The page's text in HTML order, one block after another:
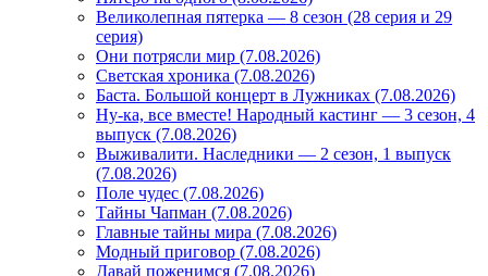
Великолепная пятерка — 8 сезон (28 серия и 29
серия)
Они потрясли мир (7.08.2026)
Светская хроника (7.08.2026)
Баста. Большой концерт в Лужниках (7.08.2026)
Ну-ка, все вместе! Народный кастинг — 3 сезон, 4
выпуск (7.08.2026)
Выживалити. Наследники — 2 сезон, 1 выпуск
(7.08.2026)
Поле чудес (7.08.2026)
Тайны Чапман (7.08.2026)
Главные тайны мира (7.08.2026)
Модный приговор (7.08.2026)
Давай поженимся (7.08.2026)